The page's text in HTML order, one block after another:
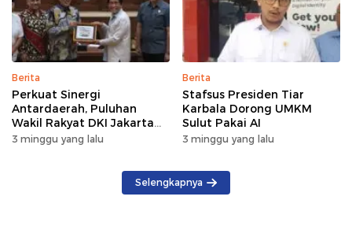
Berita
Perkuat Sinergi
Antardaerah, Puluhan
Wakil Rakyat DKI Jakarta
Gelar Kunker di DPRD Sulut
3 minggu yang lalu
Berita
Stafsus Presiden Tiar
Karbala Dorong UMKM
Sulut Pakai AI
3 minggu yang lalu
Selengkapnya